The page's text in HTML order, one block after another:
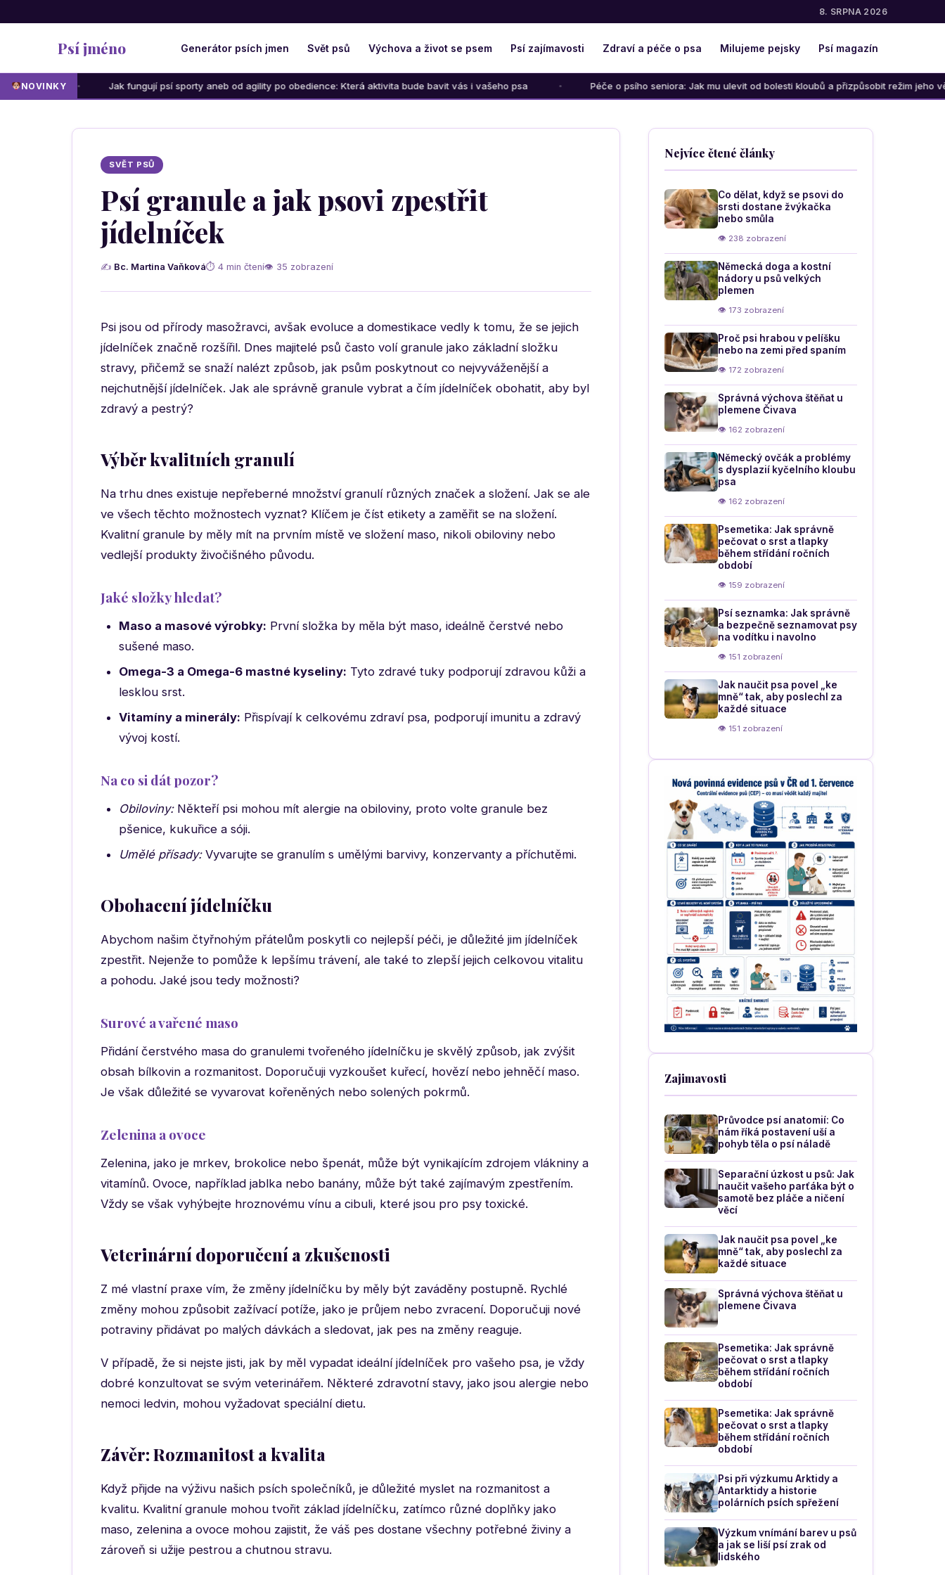
8. SRPNA 2026
Psí jméno Generátor psích jmen Svět psů Výchova a život se psem Psí zajímavosti Zdraví a péče o psa Milujeme pejsky Psí magazín
NOVINKYJak fungují psí sporty aneb od agility po obedience: Která aktivita bude bavit vás i vašeho psa Péče o psího seniora: Jak mu ulevit od bolesti kloubů a přizpůsobit režim jeho věku
SVĚT PSŮ
Psí granule a jak psovi zpestřit
jídelníček
✍ Bc. Martina Vaňková⏱ 4 min čtení👁 35 zobrazení
Psi jsou od přírody masožravci, avšak evoluce a domestikace vedly k tomu, že se jejich
jídelníček značně rozšířil. Dnes majitelé psů často volí granule jako základní složku
stravy, přičemž se snaží nalézt způsob, jak psům poskytnout co nejvyváženější a
nejchutnější jídelníček. Jak ale správně granule vybrat a čím jídelníček obohatit, aby byl
zdravý a pestrý?
Výběr kvalitních granulí
Na trhu dnes existuje nepřeberné množství granulí různých značek a složení. Jak se ale
ve všech těchto možnostech vyznat? Klíčem je číst etikety a zaměřit se na složení.
Kvalitní granule by měly mít na prvním místě ve složení maso, nikoli obiloviny nebo
vedlejší produkty živočišného původu.
Jaké složky hledat?
Maso a masové výrobky: První složka by měla být maso, ideálně čerstvé nebo
sušené maso.
Omega-3 a Omega-6 mastné kyseliny: Tyto zdravé tuky podporují zdravou kůži a
lesklou srst.
Vitamíny a minerály: Přispívají k celkovému zdraví psa, podporují imunitu a zdravý
vývoj kostí.
Na co si dát pozor?
Obiloviny:Někteří psi mohou mít alergie na obiloviny, proto volte granule bez
pšenice, kukuřice a sóji.
Umělé přísady:Vyvarujte se granulím s umělými barvivy, konzervanty a příchutěmi.
Obohacení jídelníčku
Abychom našim čtyřnohým přátelům poskytli co nejlepší péči, je důležité jim jídelníček
zpestřit. Nejenže to pomůže k lepšímu trávení, ale také to zlepší jejich celkovou vitalitu
a pohodu. Jaké jsou tedy možnosti?
Surové a vařené maso
Přidání čerstvého masa do granulemi tvořeného jídelníčku je skvělý způsob, jak zvýšit
obsah bílkovin a rozmanitost. Doporučuji vyzkoušet kuřecí, hovězí nebo jehněčí maso.
Je však důležité se vyvarovat kořeněných nebo solených pokrmů.
Zelenina a ovoce
Zelenina, jako je mrkev, brokolice nebo špenát, může být vynikajícím zdrojem vlákniny a
vitamínů. Ovoce, například jablka nebo banány, může být také zajímavým zpestřením.
Vždy se však vyhýbejte hroznovému vínu a cibuli, které jsou pro psy toxické.
Veterinární doporučení a zkušenosti
Z mé vlastní praxe vím, že změny jídelníčku by měly být zaváděny postupně. Rychlé
změny mohou způsobit zažívací potíže, jako je průjem nebo zvracení. Doporučuji nové
potraviny přidávat po malých dávkách a sledovat, jak pes na změny reaguje.
V případě, že si nejste jisti, jak by měl vypadat ideální jídelníček pro vašeho psa, je vždy
dobré konzultovat se svým veterinářem. Některé zdravotní stavy, jako jsou alergie nebo
nemoci ledvin, mohou vyžadovat speciální dietu.
Závěr: Rozmanitost a kvalita
Když přijde na výživu našich psích společníků, je důležité myslet na rozmanitost a
kvalitu. Kvalitní granule mohou tvořit základ jídelníčku, zatímco různé doplňky jako
maso, zelenina a ovoce mohou zajistit, že váš pes dostane všechny potřebné živiny a
zároveň si užije pestrou a chutnou stravu.
Nejvíce čtené články
Co dělat, když se psovi do
srsti dostane žvýkačka
nebo smůla
👁 238 zobrazení
Německá doga a kostní
nádory u psů velkých
plemen
👁 173 zobrazení
Proč psi hrabou v pelíšku
nebo na zemi před spaním
👁 172 zobrazení
Správná výchova štěňat u
plemene Čivava
👁 162 zobrazení
Německý ovčák a problémy
s dysplazií kyčelního kloubu
psa
👁 162 zobrazení
Psemetika: Jak správně
pečovat o srst a tlapky
během střídání ročních
období
👁 159 zobrazení
Psí seznamka: Jak správně
a bezpečně seznamovat psy
na vodítku i navolno
👁 151 zobrazení
Jak naučit psa povel „ke
mně“ tak, aby poslechl za
každé situace
👁 151 zobrazení
Zajimavosti
Průvodce psí anatomií: Co
nám říká postavení uší a
pohyb těla o psí náladě
Separační úzkost u psů: Jak
naučit vašeho parťáka být o
samotě bez pláče a ničení
věcí
Jak naučit psa povel „ke
mně“ tak, aby poslechl za
každé situace
Správná výchova štěňat u
plemene Čivava
Psemetika: Jak správně
pečovat o srst a tlapky
během střídání ročních
období
Psemetika: Jak správně
pečovat o srst a tlapky
během střídání ročních
období
Psi při výzkumu Arktidy a
Antarktidy a historie
polárních psích spřežení
Výzkum vnímání barev u psů
a jak se liší psí zrak od
lidského